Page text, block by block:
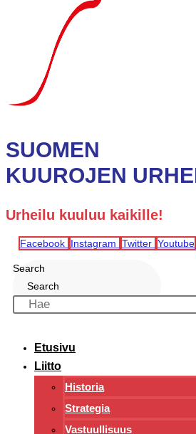
SUOMEN
KUUROJEN
Urheilu kuuluu kaikille!
Facebook Instagram Twitter Youtube
Search
Search
Etusivu
Liitto
Historia
Strategia
Vastuullisuus